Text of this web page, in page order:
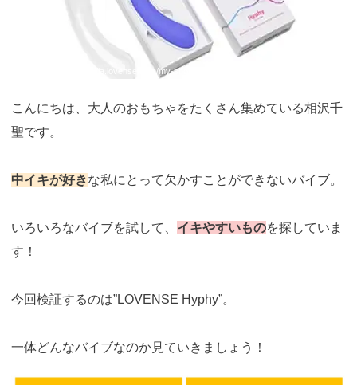
https://ja.lovense.com/my-shopping-cart
こんにちは、大人のおもちゃをたくさん集めている相沢千
聖です。
中イキが好きな私にとって欠かすことができないバイブ。
いろいろなバイブを試して、 イキやすいものを探していま
す！
今回検証するのは”LOVENSE Hyphy”。
一体どんなバイブなのか見ていきましょう！